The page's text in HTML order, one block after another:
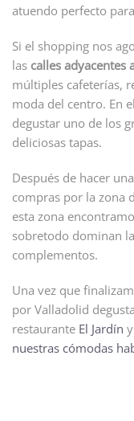
atuendo perfecto
Si el shopping nos
las calles adyacentes
múltiples cafeterías,
moda del centro. En
degustar uno de los
deliciosas tapas.
Después de hacer
compras por la zona
esta zona
sobretodo dominan
complementos.
Una vez que
por Valladolid
restaurante El Jardín
nuestras cómodas